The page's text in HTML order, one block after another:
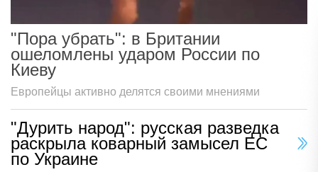
"Пора убрать": в Британии
ошеломлены ударом России по
Киеву
Европейцы активно делятся своими мнениями
"Дурить народ": русская разведка
раскрыла коварный замысел ЕС
по Украине